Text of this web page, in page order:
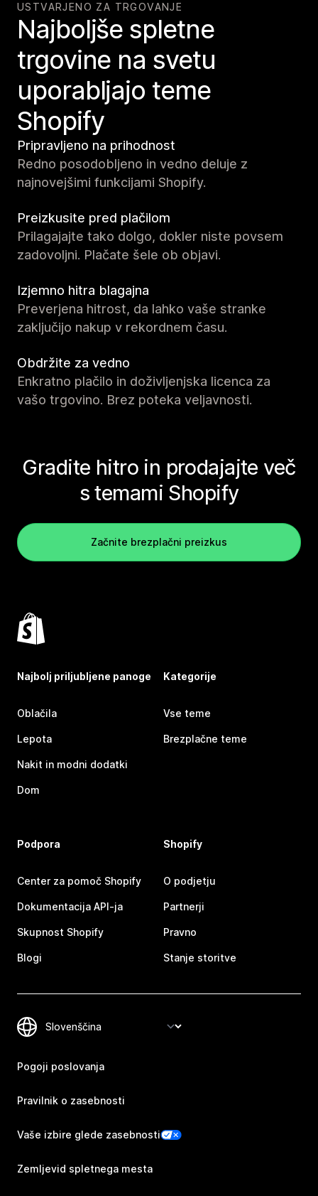
USTVARJENO ZA TRGOVANJE
Najboljše spletne
trgovine na svetu
uporabljajo teme
Shopify
Pripravljeno na prihodnost
Redno posodobljeno in vedno deluje z
najnovejšimi funkcijami Shopify.
Preizkusite pred plačilom
Prilagajajte tako dolgo, dokler niste povsem
zadovoljni. Plačate šele ob objavi.
Izjemno hitra blagajna
Preverjena hitrost, da lahko vaše stranke
zaključijo nakup v rekordnem času.
Obdržite za vedno
Enkratno plačilo in doživljenjska licenca za
vašo trgovino. Brez poteka veljavnosti.
Gradite hitro in prodajajte več
s temami Shopify
Začnite brezplačni preizkus
Najbolj priljubljene panoge
Oblačila
Lepota
Nakit in modni dodatki
Dom
Kategorije
Vse teme
Brezplačne teme
Podpora
Center za pomoč Shopify
Dokumentacija API-ja
Skupnost Shopify
Blogi
Shopify
O podjetju
Partnerji
Pravno
Stanje storitve
Pogoji poslovanja
Pravilnik o zasebnosti
Vaše izbire glede zasebnosti
Zemljevid spletnega mesta